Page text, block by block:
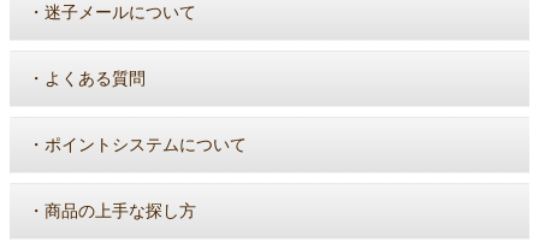
・ 迷子メールについて
・ よくある質問
・ ポイントシステムについて
・ 商品の上手な探し方